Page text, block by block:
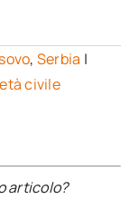
, Serbia |
civile
articolo?